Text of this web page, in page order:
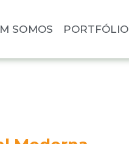
SOMOS PORTFÓLIO